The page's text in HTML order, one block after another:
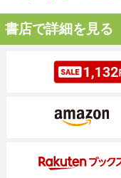
書店で詳細を見る